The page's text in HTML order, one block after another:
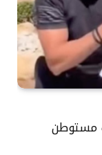
مستوطن